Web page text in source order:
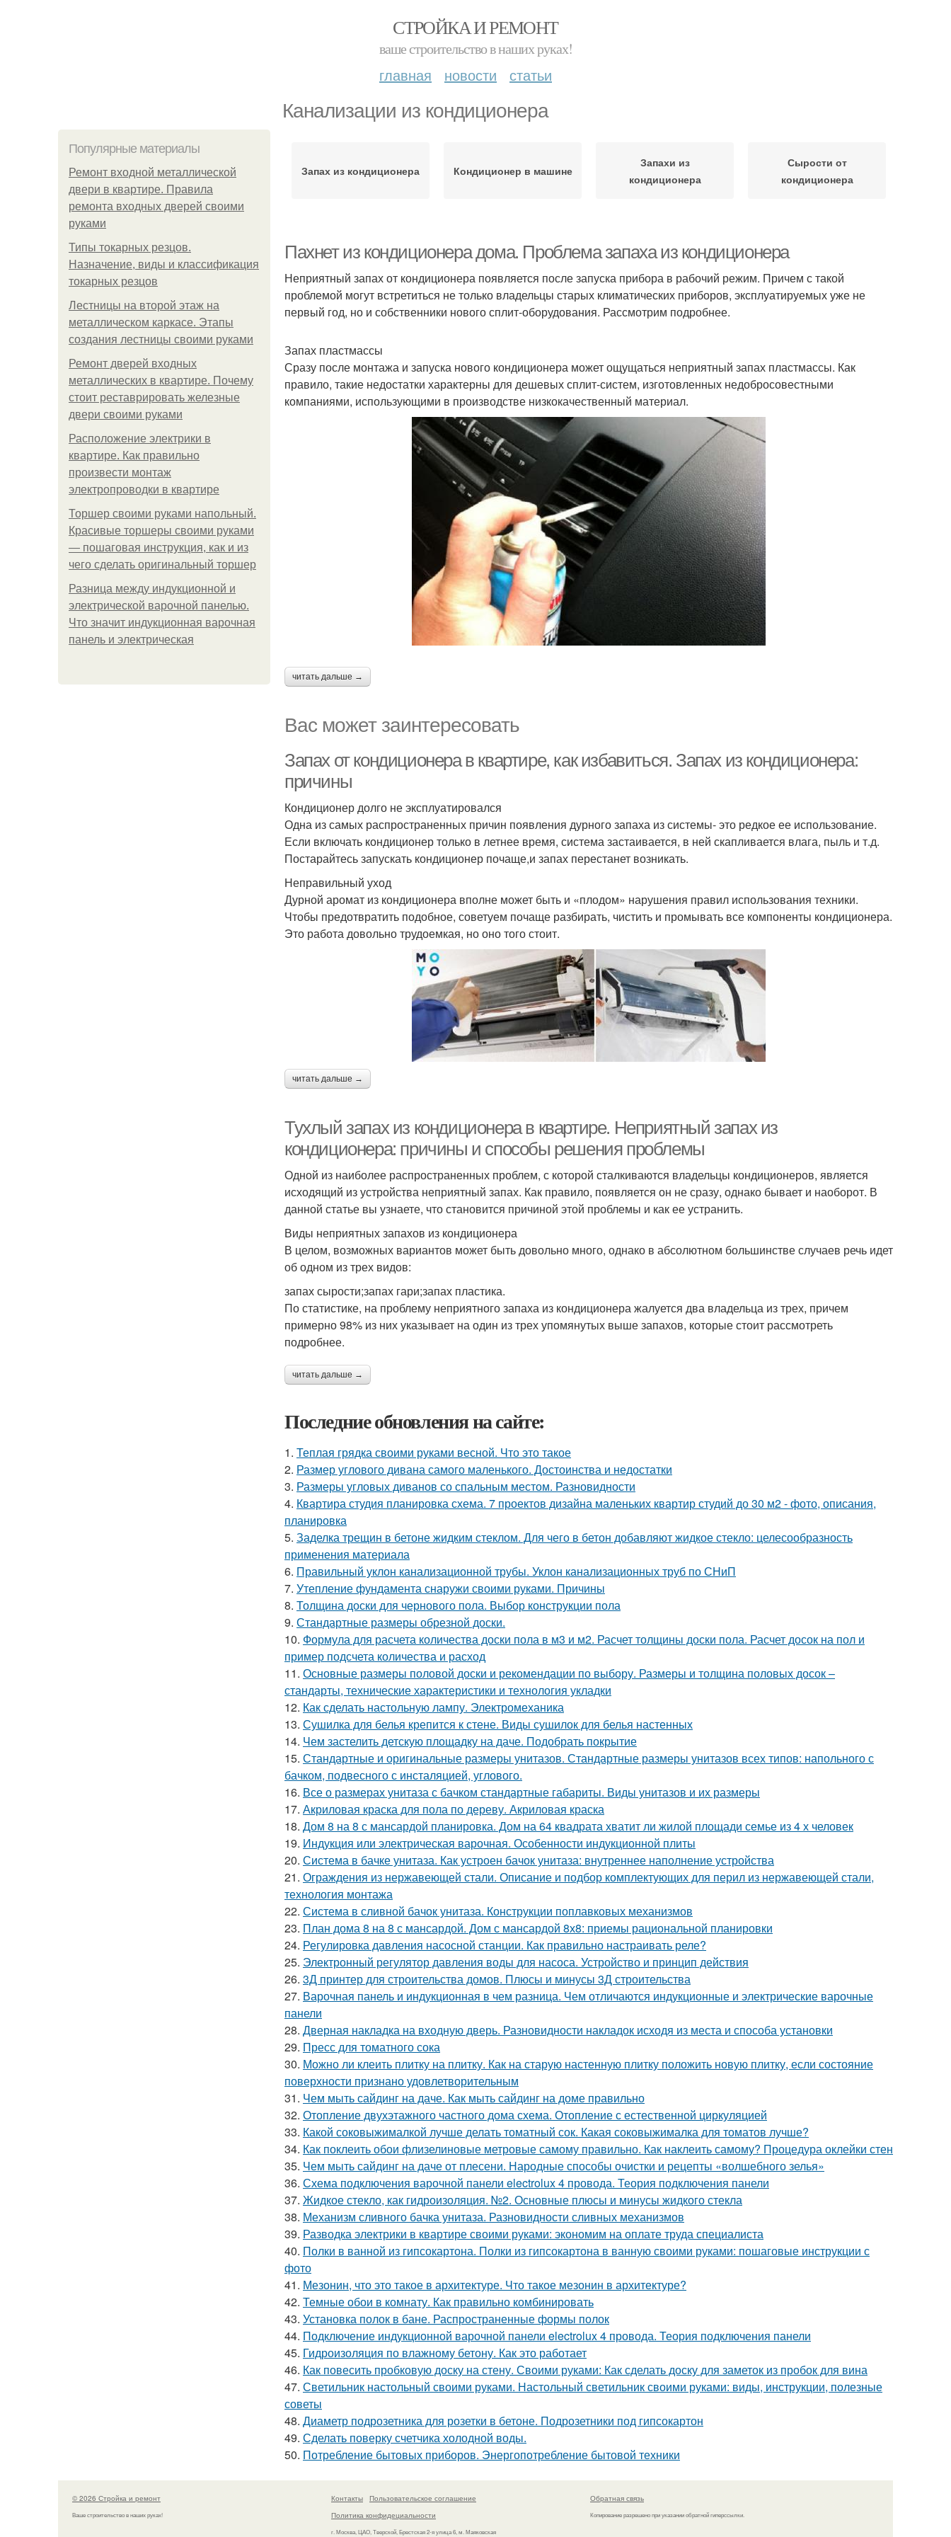
СТРОЙКА И РЕМОНТ
ваше строительство в наших руках!
главная новости статьи
Канализации из кондиционера
Популярные материалы
Ремонт входной металлической
двери в квартире. Правила
ремонта входных дверей своими
руками
Типы токарных резцов.
Назначение, виды и классификация
токарных резцов
Лестницы на второй этаж на
металлическом каркасе. Этапы
создания лестницы своими руками
Ремонт дверей входных
металлических в квартире. Почему
стоит реставрировать железные
двери своими руками
Расположение электрики в
квартире. Как правильно
произвести монтаж
электропроводки в квартире
Торшер своими руками напольный.
Красивые торшеры своими руками
— пошаговая инструкция, как и из
чего сделать оригинальный торшер
Разница между индукционной и
электрической варочной панелью.
Что значит индукционная варочная
панель и электрическая
Запах из кондиционера Кондиционер в машине
Запахи из
кондиционера
Сырости от
кондиционера
Пахнет из кондиционера дома. Проблема запаха из кондиционера
Неприятный запах от кондиционера появляется после запуска прибора в рабочий режим. Причем с такой
проблемой могут встретиться не только владельцы старых климатических приборов, эксплуатируемых уже не
первый год, но и собственники нового сплит-оборудования. Рассмотрим подробнее.
Запах пластмассы
Сразу после монтажа и запуска нового кондиционера может ощущаться неприятный запах пластмассы. Как
правило, такие недостатки характерны для дешевых сплит-систем, изготовленных недобросовестными
компаниями, использующими в производстве низкокачественный материал.
читать дальше →
Вас может заинтересовать
Запах от кондиционера в квартире, как избавиться. Запах из кондиционера:
причины
Кондиционер долго не эксплуатировался
Одна из самых распространенных причин появления дурного запаха из системы- это редкое ее использование.
Если включать кондиционер только в летнее время, система застаивается, в ней скапливается влага, пыль и т.д.
Постарайтесь запускать кондиционер почаще,и запах перестанет возникать.
Неправильный уход
Дурной аромат из кондиционера вполне может быть и «плодом» нарушения правил использования техники.
Чтобы предотвратить подобное, советуем почаще разбирать, чистить и промывать все компоненты кондиционера.
Это работа довольно трудоемкая, но оно того стоит.
читать дальше →
Тухлый запах из кондиционера в квартире. Неприятный запах из
кондиционера: причины и способы решения проблемы
Одной из наиболее распространенных проблем, с которой сталкиваются владельцы кондиционеров, является
исходящий из устройства неприятный запах. Как правило, появляется он не сразу, однако бывает и наоборот. В
данной статье вы узнаете, что становится причиной этой проблемы и как ее устранить.
Виды неприятных запахов из кондиционера
В целом, возможных вариантов может быть довольно много, однако в абсолютном большинстве случаев речь идет
об одном из трех видов:
запах сырости;запах гари;запах пластика.
По статистике, на проблему неприятного запаха из кондиционера жалуется два владельца из трех, причем
примерно 98% из них указывает на один из трех упомянутых выше запахов, которые стоит рассмотреть
подробнее.
читать дальше →
Последние обновления на сайте:
1. Теплая грядка своими руками весной. Что это такое
2. Размер углового дивана самого маленького. Достоинства и недостатки
3. Размеры угловых диванов со спальным местом. Разновидности
4. Квартира студия планировка схема. 7 проектов дизайна маленьких квартир студий до 30 м2 - фото, описания,
планировка
5. Заделка трещин в бетоне жидким стеклом. Для чего в бетон добавляют жидкое стекло: целесообразность
применения материала
6. Правильный уклон канализационной трубы. Уклон канализационных труб по СНиП
7. Утепление фундамента снаружи своими руками. Причины
8. Толщина доски для чернового пола. Выбор конструкции пола
9. Стандартные размеры обрезной доски.
10. Формула для расчета количества доски пола в м3 и м2. Расчет толщины доски пола. Расчет досок на пол и
пример подсчета количества и расход
11. Основные размеры половой доски и рекомендации по выбору. Размеры и толщина половых досок –
стандарты, технические характеристики и технология укладки
12. Как сделать настольную лампу. Электромеханика
13. Сушилка для белья крепится к стене. Виды сушилок для белья настенных
14. Чем застелить детскую площадку на даче. Подобрать покрытие
15. Стандартные и оригинальные размеры унитазов. Стандартные размеры унитазов всех типов: напольного с
бачком, подвесного с инсталяцией, углового.
16. Все о размерах унитаза с бачком стандартные габариты. Виды унитазов и их размеры
17. Акриловая краска для пола по дереву. Акриловая краска
18. Дом 8 на 8 с мансардой планировка. Дом на 64 квадрата хватит ли жилой площади семье из 4 х человек
19. Индукция или электрическая варочная. Особенности индукционной плиты
20. Система в бачке унитаза. Как устроен бачок унитаза: внутреннее наполнение устройства
21. Ограждения из нержавеющей стали. Описание и подбор комплектующих для перил из нержавеющей стали,
технология монтажа
22. Система в сливной бачок унитаза. Конструкции поплавковых механизмов
23. План дома 8 на 8 с мансардой. Дом с мансардой 8х8: приемы рациональной планировки
24. Регулировка давления насосной станции. Как правильно настраивать реле?
25. Электронный регулятор давления воды для насоса. Устройство и принцип действия
26. 3Д принтер для строительства домов. Плюсы и минусы 3Д строительства
27. Варочная панель и индукционная в чем разница. Чем отличаются индукционные и электрические варочные
панели
28. Дверная накладка на входную дверь. Разновидности накладок исходя из места и способа установки
29. Пресс для томатного сока
30. Можно ли клеить плитку на плитку. Как на старую настенную плитку положить новую плитку, если состояние
поверхности признано удовлетворительным
31. Чем мыть сайдинг на даче. Как мыть сайдинг на доме правильно
32. Отопление двухэтажного частного дома схема. Отопление с естественной циркуляцией
33. Какой соковыжималкой лучше делать томатный сок. Какая соковыжималка для томатов лучше?
34. Как поклеить обои флизелиновые метровые самому правильно. Как наклеить самому? Процедура оклейки стен
35. Чем мыть сайдинг на даче от плесени. Народные способы очистки и рецепты «волшебного зелья»
36. Схема подключения варочной панели electrolux 4 провода. Теория подключения панели
37. Жидкое стекло, как гидроизоляция. №2. Основные плюсы и минусы жидкого стекла
38. Механизм сливного бачка унитаза. Разновидности сливных механизмов
39. Разводка электрики в квартире своими руками: экономим на оплате труда специалиста
40. Полки в ванной из гипсокартона. Полки из гипсокартона в ванную своими руками: пошаговые инструкции с
фото
41. Мезонин, что это такое в архитектуре. Что такое мезонин в архитектуре?
42. Темные обои в комнату. Как правильно комбинировать
43. Установка полок в бане. Распространенные формы полок
44. Подключение индукционной варочной панели electrolux 4 провода. Теория подключения панели
45. Гидроизоляция по влажному бетону. Как это работает
46. Как повесить пробковую доску на стену. Своими руками: Как сделать доску для заметок из пробок для вина
47. Светильник настольный своими руками. Настольный светильник своими руками: виды, инструкции, полезные
советы
48. Диаметр подрозетника для розетки в бетоне. Подрозетники под гипсокартон
49. Сделать поверку счетчика холодной воды.
50. Потребление бытовых приборов. Энергопотребление бытовой техники
© 2026 Стройка и ремонт
Ваше строительство в наших руках!
Контакты
Пользовательское соглашение
Политика конфидециальности
г. Москва, ЦАО, Тверской, Брестская 2-я улица 6, м. Маяковская
Обратная связь
Копирование разрешено при указании обратной гиперссылки.